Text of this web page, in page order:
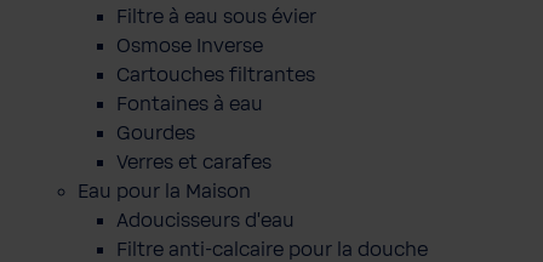
Filtre à eau sous évier
Osmose Inverse
Cartouches filtrantes
Fontaines à eau
Gourdes
Verres et carafes
Eau pour la Maison
Adoucisseurs d'eau
Filtre anti-calcaire pour la douche